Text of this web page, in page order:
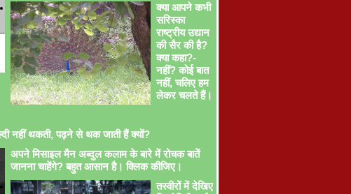
क्या आपने कभी
सरिस्का
राष्ट्रीय उद्यान
की सैर की है?
क्या कहा?-
नहीं? कोई बात
नहीं, चलिए हम
लेकर चलते हैं।
नहीं थकती, पढ़ने से थक जाती हैं क्यों?
अपने मिसाइल मैन अब्दुल कलाम के बारे में रोचक बातें
जानना चाहेंगे? बहुत आसान है। क्लिक कीजिए।
तस्वीरों में देखिए